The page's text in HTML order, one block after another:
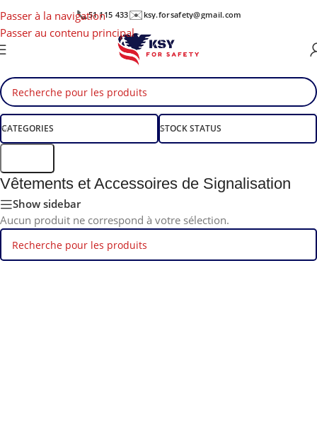
Passer à la navigation
Passer au contenu principal
📞51 115 433✉️ ksy.forsafety@gmail.com
CATEGORIES STOCK STATUS
Vêtements et Accessoires de Signalisation
Show sidebar
Aucun produit ne correspond à votre sélection.